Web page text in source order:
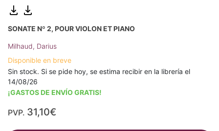
SONATE Nº 2, POUR VIOLON ET PIANO
Milhaud, Darius
Disponible en breve
Sin stock. Si se pide hoy, se estima recibir en la librería el
14/08/26
¡GASTOS DE ENVÍO GRATIS!
PVP. 31,10€